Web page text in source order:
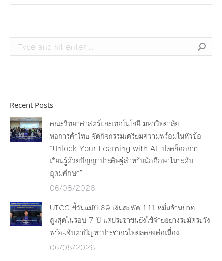
Search:
Recent Posts
คณะวิทยาศาสตร์และเทคโนโลยี มหาวิทยาลัย
หอการค้าไทย จัดกิจกรรมเตรียมความพร้อมในหัวข้อ
“Unlock Your Learning with AI: ปลดล็อกการ
เรียนรู้ด้วยปัญญาประดิษฐ์สำหรับนักศึกษาในระดับ
อุดมศึกษา”
06/08/2026
UTCC ชี้วันแม่ปี 69 เงินสะพัด 1.11 หมื่นล้านบาท
สูงสุดในรอบ 7 ปี แต่ประชาชนยังใช้จ่ายอย่างระมัดระวัง
พร้อมจับตาปัญหาประชากรไทยลดลงต่อเนื่อง
06/08/2026